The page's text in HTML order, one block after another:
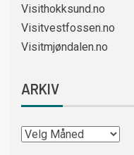
Visithokksund.no
Visitvestfossen.no
Visitmjøndalen.no
ARKIV